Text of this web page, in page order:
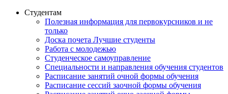
Студентам
Полезная информация для первокурсников и не
только
Доска почета Лучшие студенты
Работа с молодежью
Студенческое самоуправление
Специальности и направления обучения студентов
Расписание занятий очной формы обучения
Расписание сессий заочной формы обучения